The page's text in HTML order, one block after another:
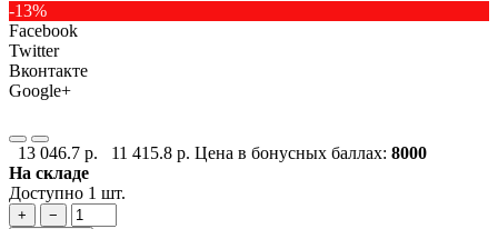
-13%
Facebook
Twitter
Вконтакте
Google+
13 046.7 р. 11 415.8 р. Цена в бонусных баллах: 8000
На складе
Доступно 1 шт.
+
−